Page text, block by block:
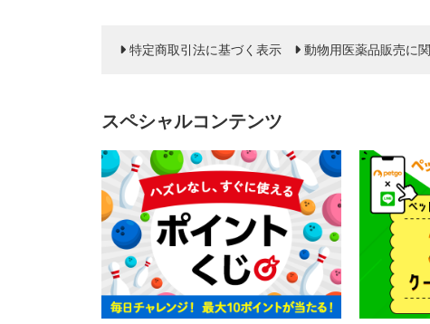
特定商取引法に基づく表示 動物用医薬品販売に
スペシャルコンテンツ